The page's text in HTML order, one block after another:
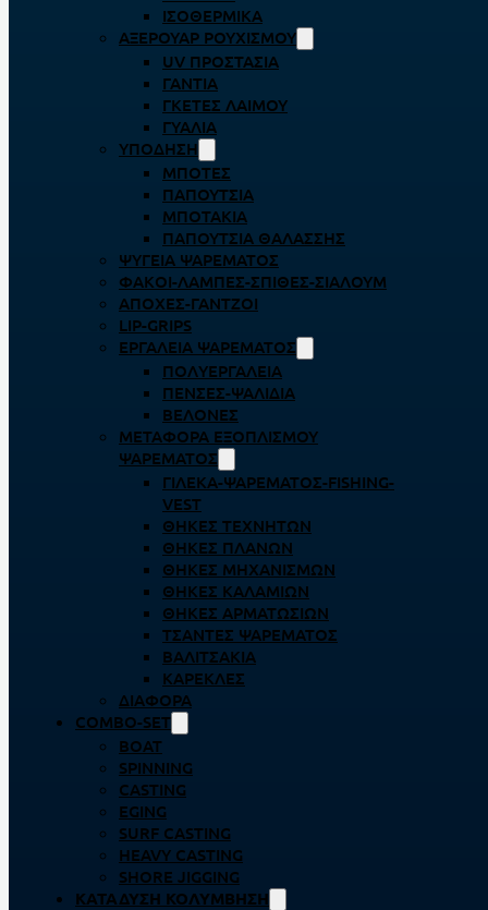
ΙΣΟΘΕΡΜΙΚΆ
ΑΞΕΡΟΥΆΡ ΡΟΥΧΙΣΜΟΎ
UV ΠΡΟΣΤΑΣΊΑ
ΓΆΝΤΙΑ
ΓΚΈΤΕΣ ΛΑΊΜΟΥ
ΓΥΑΛΙΆ
ΥΠΌΔΗΣΗ
ΜΠΌΤΕΣ
ΠΑΠΟΎΤΣΙΑ
ΜΠΟΤΆΚΙΑ
ΠΑΠΟΎΤΣΙΑ ΘΑΛΆΣΣΗΣ
ΨΥΓΕΊΑ ΨΑΡΈΜΑΤΟΣ
ΦΑΚΟΊ-ΛΆΜΠΕΣ-ΣΠΊΘΕΣ-ΣΊΑΛΟΥΜ
ΑΠΌΧΕΣ-ΓΆΝΤΖΟΙ
LIP-GRIPS
EΡΓΑΛΕΊΑ ΨΑΡΈΜΑΤΟΣ
ΠΟΛΥΕΡΓΑΛΕΊΑ
ΠΈΝΣΕΣ-ΨΑΛΊΔΙΑ
ΒΕΛΌΝΕΣ
ΜΕΤΑΦΟΡΆ ΕΞΟΠΛΙΣΜΟΎ
ΨΑΡΈΜΑΤΟΣ
ΓΙΛΈΚΑ-ΨΑΡΈΜΑΤΟΣ-FISHING-
VEST
ΘΉΚΕΣ ΤΕΧΝΗΤΏΝ
ΘΉΚΕΣ ΠΛΆΝΩΝ
ΘΉΚΕΣ ΜΗΧΑΝΙΣΜΏΝ
ΘΉΚΕΣ ΚΑΛΑΜΙΏΝ
ΘΉΚΕΣ ΑΡΜΑΤΩΣΙΏΝ
ΤΣΆΝΤΕΣ ΨΑΡΈΜΑΤΟΣ
ΒΑΛΙΤΣΆΚΙΑ
ΚΑΡΈΚΛΕΣ
ΔΙΆΦΟΡΑ
COMBO-SET
BOAT
SPINNING
CASTING
EGING
SURF CASTING
HEAVY CASTING
SHORE JIGGING
ΚΑΤΆΔΥΣΗ ΚΟΛΎΜΒΗΣΗ